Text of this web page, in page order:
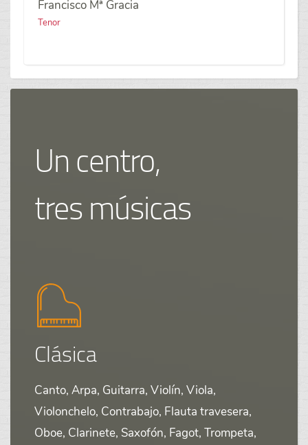
Francisco Mª Gracia
Tenor
Un centro,
tres músicas
Clásica
Canto, Arpa, Guitarra, Violín, Viola,
Violonchelo, Contrabajo, Flauta travesera,
Oboe, Clarinete, Saxofón, Fagot, Trompeta,